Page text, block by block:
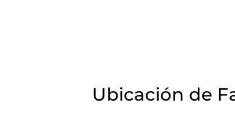
Ubicación de